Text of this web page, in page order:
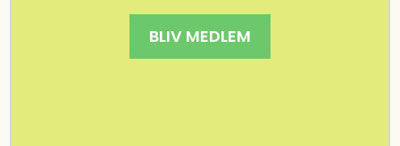
BLIV MEDLEM